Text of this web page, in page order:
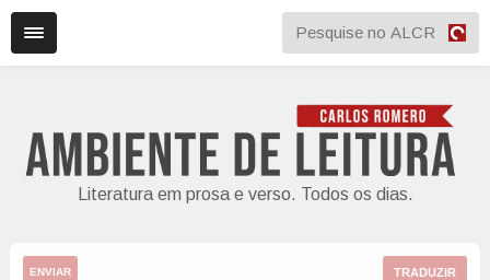
Literatura em prosa e verso. Todos os dias.
ENVIAR TRADUZIR